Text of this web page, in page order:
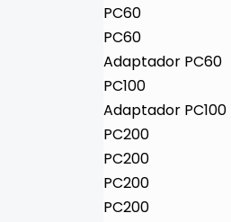
PC60
PC60
Adaptador PC60
PC100
Adaptador PC100
PC200
PC200
PC200
PC200